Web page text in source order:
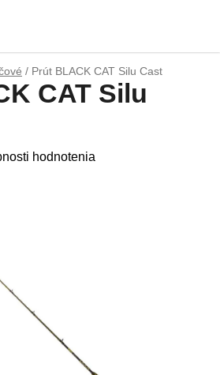
KOŠÍK
/ Prút BLACK CAT Silu Cast
CAT Silu
je 0,0 z 5 hviezdičiek.
hodnotenia